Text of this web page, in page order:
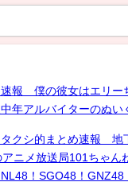
報 僕の彼女はエリー
年アルバイターのぬい
クシ的まとめ速報 地
ニメ放送局101ちゃん
！SGO48！GNZ48